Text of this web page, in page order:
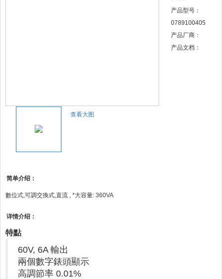
查看大图
产品型号：
0789100405
产品厂商：
产品文档：
简单介绍：
數位式,可調交換式,直流 , *大容量: 360VA
详情介绍：
特點
60V, 6A 輸出
兩個數字錶頭顯示
高調節率 0.01%